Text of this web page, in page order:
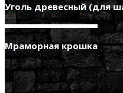
Уголь древесный (для
Мраморная крошка